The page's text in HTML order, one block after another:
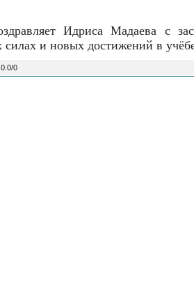
Идриса Мадаева с
силах и новых достижений в
0.0/0